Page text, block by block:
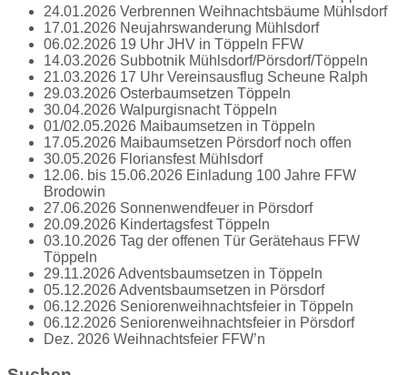
24.01.2026 Verbrennen Weihnachtsbäume Mühlsdorf
17.01.2026 Neujahrswanderung Mühlsdorf
06.02.2026 19 Uhr JHV in Töppeln FFW
14.03.2026 Subbotnik Mühlsdorf/Pörsdorf/Töppeln
21.03.2026 17 Uhr Vereinsausflug Scheune Ralph
29.03.2026 Osterbaumsetzen Töppeln
30.04.2026 Walpurgisnacht Töppeln
01/02.05.2026 Maibaumsetzen in Töppeln
17.05.2026 Maibaumsetzen Pörsdorf noch offen
30.05.2026 Floriansfest Mühlsdorf
12.06. bis 15.06.2026 Einladung 100 Jahre FFW
Brodowin
27.06.2026 Sonnenwendfeuer in Pörsdorf
20.09.2026 Kindertagsfest Töppeln
03.10.2026 Tag der offenen Tür Gerätehaus FFW
Töppeln
29.11.2026 Adventsbaumsetzen in Töppeln
05.12.2026 Adventsbaumsetzen in Pörsdorf
06.12.2026 Seniorenweihnachtsfeier in Töppeln
06.12.2026 Seniorenweihnachtsfeier in Pörsdorf
Dez. 2026 Weihnachtsfeier FFW’n